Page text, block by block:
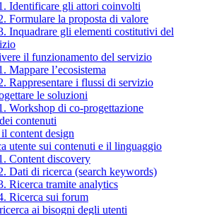
Identificare gli attori coinvolti
Formulare la proposta di valore
Inquadrare gli elementi costitutivi del
il funzionamento del servizio
Mappare l’ecosistema
Rappresentare i flussi di servizio
le soluzioni
Workshop di co-progettazione
contenuti
content design
utente sui contenuti e il linguaggio
Content discovery
Dati di ricerca (search keywords)
Ricerca tramite analytics
Ricerca sui forum
ai bisogni degli utenti